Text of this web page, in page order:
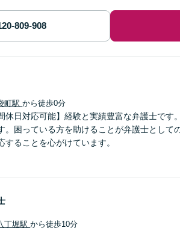
町駅 から徒歩0分
休日対応可能】経験と実績豊富な弁護士で
。困っている方を助けることが弁護士として
ることを心がけています。
丁堀駅 から徒歩10分